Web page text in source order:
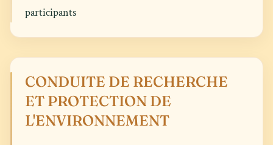
participants
CONDUITE DE RECHERCHE
ET PROTECTION DE
L'ENVIRONNEMENT